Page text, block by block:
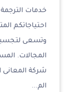
خدمات
احتياجاتكم
وتسعى
المجالات.
شركة
الم...